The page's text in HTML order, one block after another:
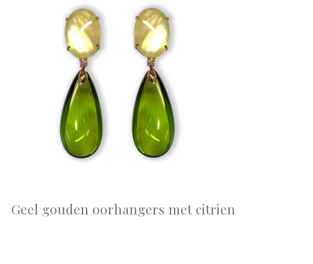
Geel gouden oorhangers met citrien